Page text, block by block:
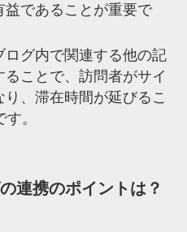
であることが重要で
ログ内で関連する他の記
ことで、訪問者がサイ
り、滞在時間が延びるこ
。
連携のポイントは？